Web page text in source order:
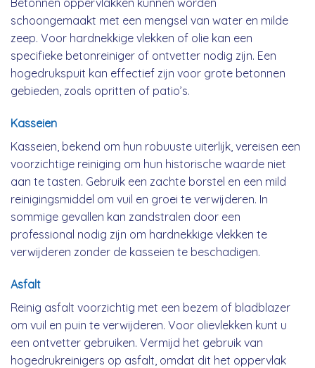
Betonnen oppervlakken kunnen worden
schoongemaakt met een mengsel van water en milde
zeep. Voor hardnekkige vlekken of olie kan een
specifieke betonreiniger of ontvetter nodig zijn. Een
hogedrukspuit kan effectief zijn voor grote betonnen
gebieden, zoals opritten of patio’s.
Kasseien
Kasseien, bekend om hun robuuste uiterlijk, vereisen een
voorzichtige reiniging om hun historische waarde niet
aan te tasten. Gebruik een zachte borstel en een mild
reinigingsmiddel om vuil en groei te verwijderen. In
sommige gevallen kan zandstralen door een
professional nodig zijn om hardnekkige vlekken te
verwijderen zonder de kasseien te beschadigen.
Asfalt
Reinig asfalt voorzichtig met een bezem of bladblazer
om vuil en puin te verwijderen. Voor olievlekken kunt u
een ontvetter gebruiken. Vermijd het gebruik van
hogedrukreinigers op asfalt, omdat dit het oppervlak